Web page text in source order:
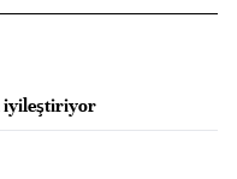
iyileştiriyor